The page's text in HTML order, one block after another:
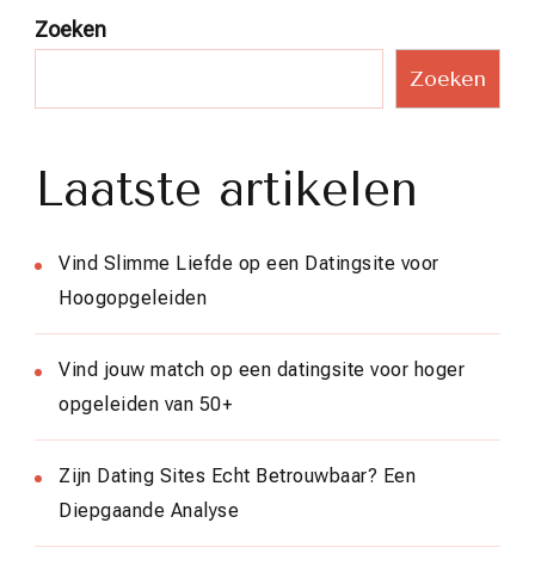
Zoeken
Zoeken
Laatste artikelen
Vind Slimme Liefde op een Datingsite voor
Hoogopgeleiden
Vind jouw match op een datingsite voor hoger
opgeleiden van 50+
Zijn Dating Sites Echt Betrouwbaar? Een
Diepgaande Analyse